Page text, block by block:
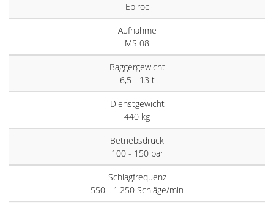
Epiroc
Aufnahme
MS 08
Baggergewicht
6,5 - 13 t
Dienstgewicht
440 kg
Betriebsdruck
100 - 150 bar
Schlagfrequenz
550 - 1.250 Schläge/min